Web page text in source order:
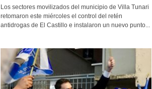
Los sectores movilizados del municipio de Villa Tunari
retomaron este miércoles el control del retén
antidrogas de El Castillo e instalaron un nuevo punto...